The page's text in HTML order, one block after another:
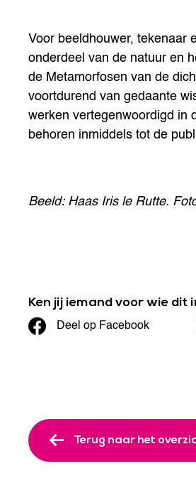
Voor beeldhouwer, tekenaar
onderdeel van de natuur en
de Metamorfosen van de
voortdurend van gedaante
werken vertegenwoordigd in
behoren inmiddels tot de
Beeld: Haas Iris le Rutte.
Ken jij iemand voor wie dit
Deel op Facebook
Terug naar het